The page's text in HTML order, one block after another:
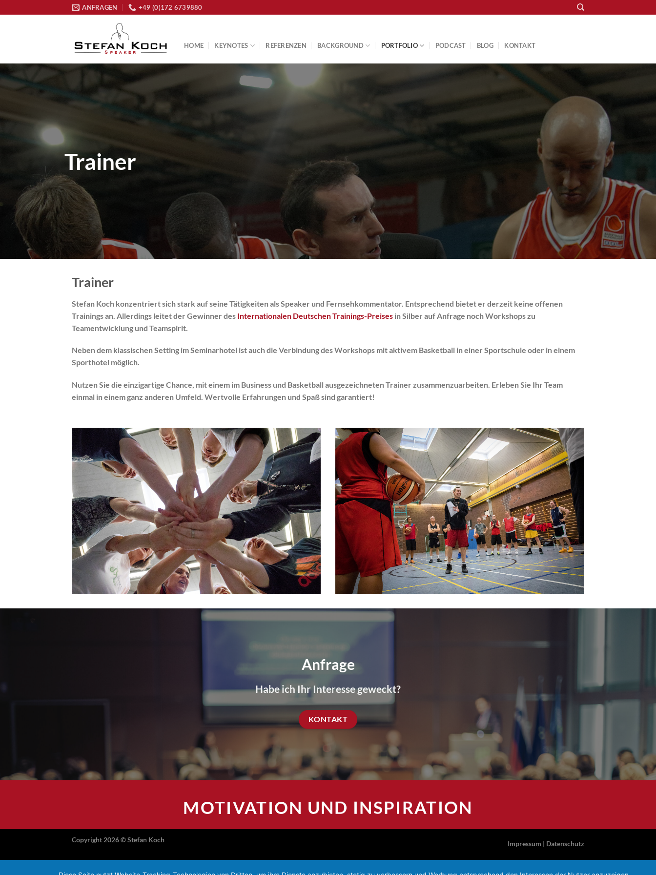
ANFRAGEN +49 (0)172 6739880
HOME KEYNOTES REFERENZEN BACKGROUND PORTFOLIO PODCAST BLOG KONTAKT
Trainer
Trainer
Stefan Koch konzentriert sich stark auf seine Tätigkeiten als Speaker und Fernsehkommentator. Entsprechend bietet er derzeit keine offenen
Trainings an. Allerdings leitet der Gewinner des Internationalen Deutschen Trainings-Preises in Silber auf Anfrage noch Workshops zu
Teamentwicklung und Teamspirit.
Neben dem klassischen Setting im Seminarhotel ist auch die Verbindung des Workshops mit aktivem Basketball in einer Sportschule oder in einem
Sporthotel möglich.
Nutzen Sie die einzigartige Chance, mit einem im Business und Basketball ausgezeichneten Trainer zusammenzuarbeiten. Erleben Sie Ihr Team
einmal in einem ganz anderen Umfeld. Wertvolle Erfahrungen und Spaß sind garantiert!
Anfrage
Habe ich Ihr Interesse geweckt?
KONTAKT
MOTIVATION UND INSPIRATION
Impressum | Datenschutz
Copyright 2026 ©Stefan Koch